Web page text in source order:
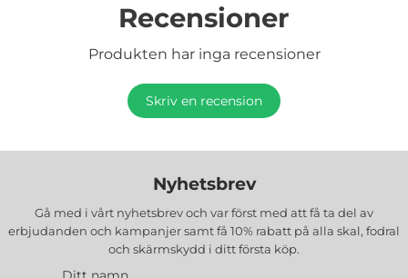
Recensioner
Produkten har inga recensioner
Skriv en recension
Nyhetsbrev
Gå med i vårt nyhetsbrev och var först med att få ta del av
erbjudanden och kampanjer samt få 10% rabatt på alla skal, fodral
och skärmskydd i ditt första köp.